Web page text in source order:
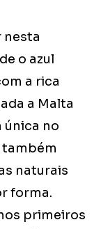
nesta
o azul
a rica
a Malta
única no
naturais
forma.
primeiros